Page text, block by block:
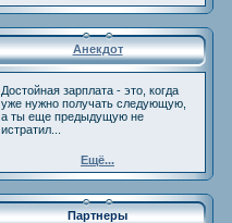
Анекдот
Достойная зарплата - это, когда
уже нужно получать следующую,
а ты еще предыдущую не
истратил...
Ещё...
Партнеры